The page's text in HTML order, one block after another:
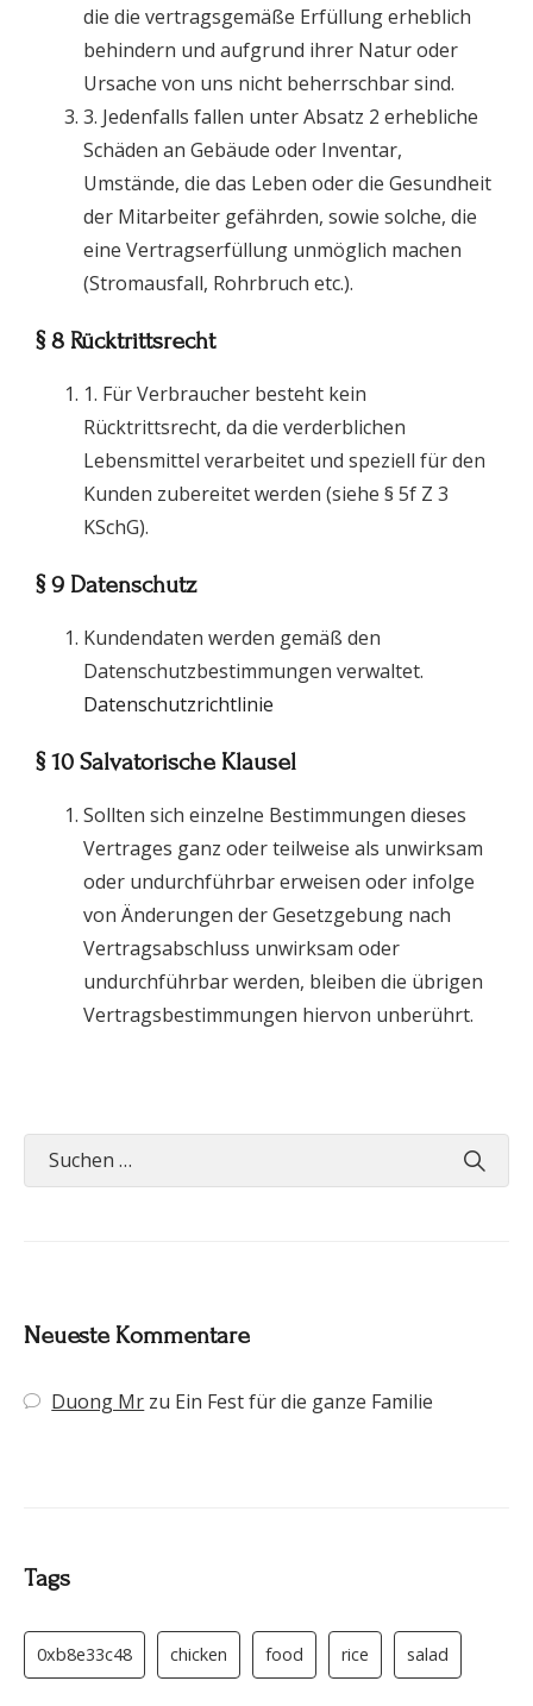
die die vertragsgemäße Erfüllung erheblich
behindern und aufgrund ihrer Natur oder
Ursache von uns nicht beherrschbar sind.
3. Jedenfalls fallen unter Absatz 2 erhebliche
Schäden an Gebäude oder Inventar,
Umstände, die das Leben oder die Gesundheit
der Mitarbeiter gefährden, sowie solche, die
eine Vertragserfüllung unmöglich machen
(Stromausfall, Rohrbruch etc.).
§ 8 Rücktrittsrecht
1. Für Verbraucher besteht kein
Rücktrittsrecht, da die verderblichen
Lebensmittel verarbeitet und speziell für den
Kunden zubereitet werden (siehe § 5f Z 3
KSchG).
§ 9 Datenschutz
Kundendaten werden gemäß den
Datenschutzbestimmungen verwaltet.
Datenschutzrichtlinie
§ 10 Salvatorische Klausel
Sollten sich einzelne Bestimmungen dieses
Vertrages ganz oder teilweise als unwirksam
oder undurchführbar erweisen oder infolge
von Änderungen der Gesetzgebung nach
Vertragsabschluss unwirksam oder
undurchführbar werden, bleiben die übrigen
Vertragsbestimmungen hiervon unberührt.
Neueste Kommentare
Duong Mr zu Ein Fest für die ganze Familie
Tags
0xb8e33c48 chicken food rice salad